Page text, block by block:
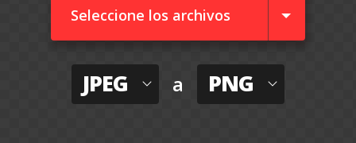
Seleccione los archivos
JPEG a PNG